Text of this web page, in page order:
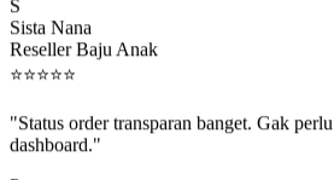
Sista Nana
Reseller Baju Anak
⭐⭐⭐⭐⭐
dashboard."